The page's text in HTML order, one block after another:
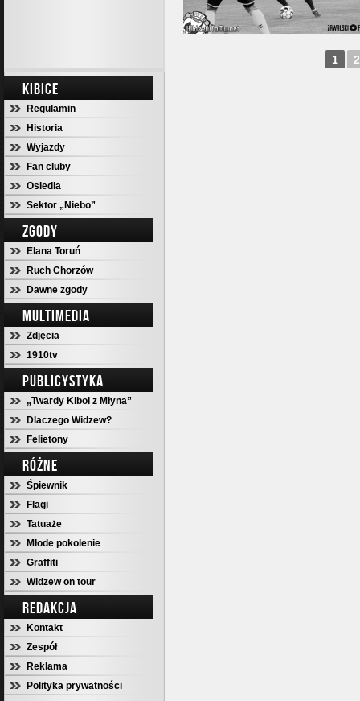
KIBICE
Regulamin
Historia
Wyjazdy
Fan cluby
Osiedla
Sektor „Niebo”
ZGODY
Elana Toruń
Ruch Chorzów
Dawne zgody
MULTIMEDIA
Zdjęcia
1910tv
PUBLICYSTYKA
„Twardy Kibol z Młyna”
Dlaczego Widzew?
Felietony
RÓŻNE
Śpiewnik
Flagi
Tatuaże
Młode pokolenie
Graffiti
Widzew on tour
REDAKCJA
Kontakt
Zespół
Reklama
Polityka prywatności
1 2